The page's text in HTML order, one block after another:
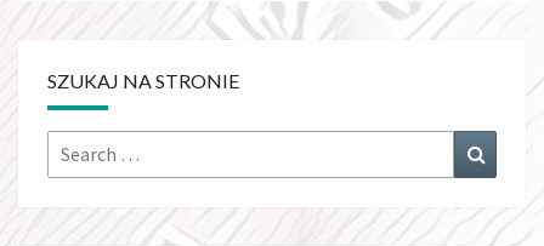
SZUKAJ NA STRONIE
Search
for: